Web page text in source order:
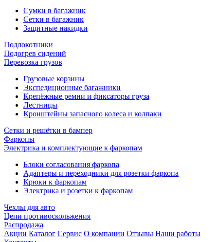
Сумки в багажник
Сетки в багажник
Защитные накидки
Подлокотники
Подогрев сидений
Перевозка грузов
Грузовые корзины
Экспедиционные багажники
Крепёжные ремни и фиксаторы груза
Лестницы
Кронштейны запасного колеса и колпаки
Сетки и решётки в бампер
Фаркопы
Электрика и комплектующие к фаркопам
Блоки согласования фаркопа
Адаптеры и переходники для розетки фаркопа
Крюки к фаркопам
Электрика и розетки к фаркопам
Чехлы для авто
Цепи противоскольжения
Распродажа
Акции Каталог Сервис О компании Отзывы Наши работы